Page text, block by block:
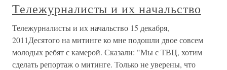
Тележурналисты и их начальство
Тележурналисты и их начальство 15 декабря,
2011Десятого на митинге ко мне подошли двое совсем
молодых ребят с камерой. Сказали: "Мы с ТВЦ, хотим
сделать репортаж о митинге. Только не уверены, что